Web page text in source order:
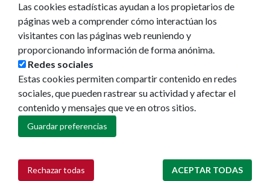
Ayuntamiento de Pamplona
Plaza Consistorial, s/n
31001 - Pamplona
948 420 100
pamplona@pamplona.es
Footer
menu
Aviso legal
Política de cookies
Política de privacidad
Accesibilidad
Las cookies estadísticas ayudan a los propietarios de
páginas web a comprender cómo interactúan los
visitantes con las páginas web reuniendo y
proporcionando información de forma anónima.
Redes sociales
Estas cookies permiten compartir contenido en redes
sociales, que pueden rastrear su actividad y afectar el
contenido y mensajes que ve en otros sitios.
Guardar preferencias
Rechazar todas ACEPTAR TODAS
Retirar consentimiento